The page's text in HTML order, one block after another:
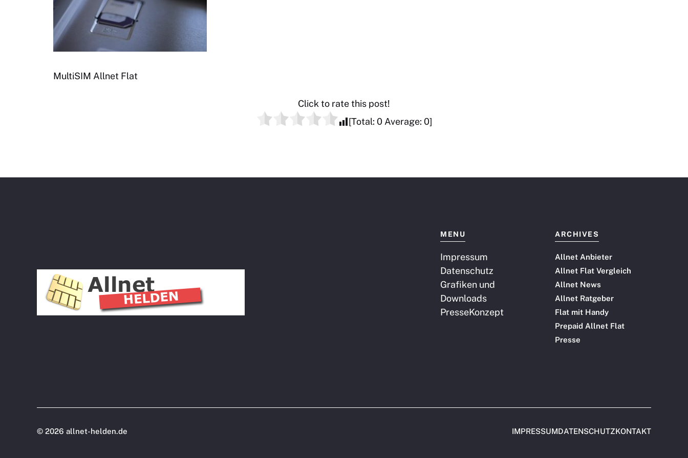
MultiSIM Allnet Flat
Click to rate this post!
[Total: 0Average: 0]
MENU
Impressum
Datenschutz
Grafiken und
Downloads
PresseKonzept
ARCHIVES
Allnet Anbieter
Allnet Flat Vergleich
Allnet News
Allnet Ratgeber
Flat mit Handy
Prepaid Allnet Flat
Presse
© 2026 allnet-helden.de IMPRESSUMDATENSCHUTZKONTAKT